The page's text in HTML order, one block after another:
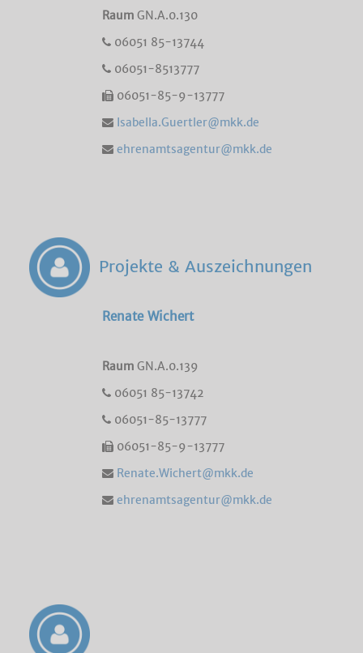
RaumGN.A.0.130
06051 85-13744
06051-8513777
06051-85-9-13777
Isabella.Guertler@mkk.de
ehrenamtsagentur@mkk.de
Projekte & Auszeichnungen
Renate Wichert
RaumGN.A.0.139
06051 85-13742
06051-85-13777
06051-85-9-13777
Renate.Wichert@mkk.de
ehrenamtsagentur@mkk.de